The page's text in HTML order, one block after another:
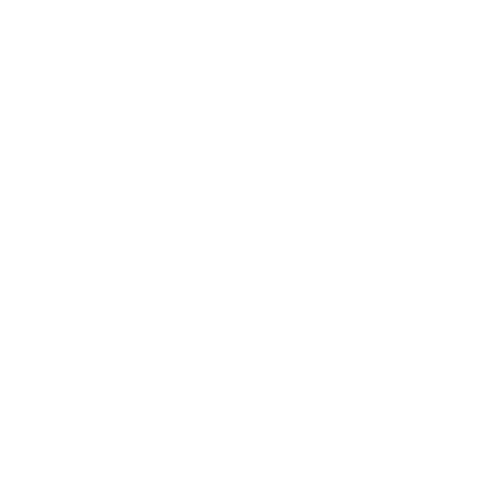
en una cafetería, sobreviviendo en un
a hacerme sentir especial. Yo no entendía por